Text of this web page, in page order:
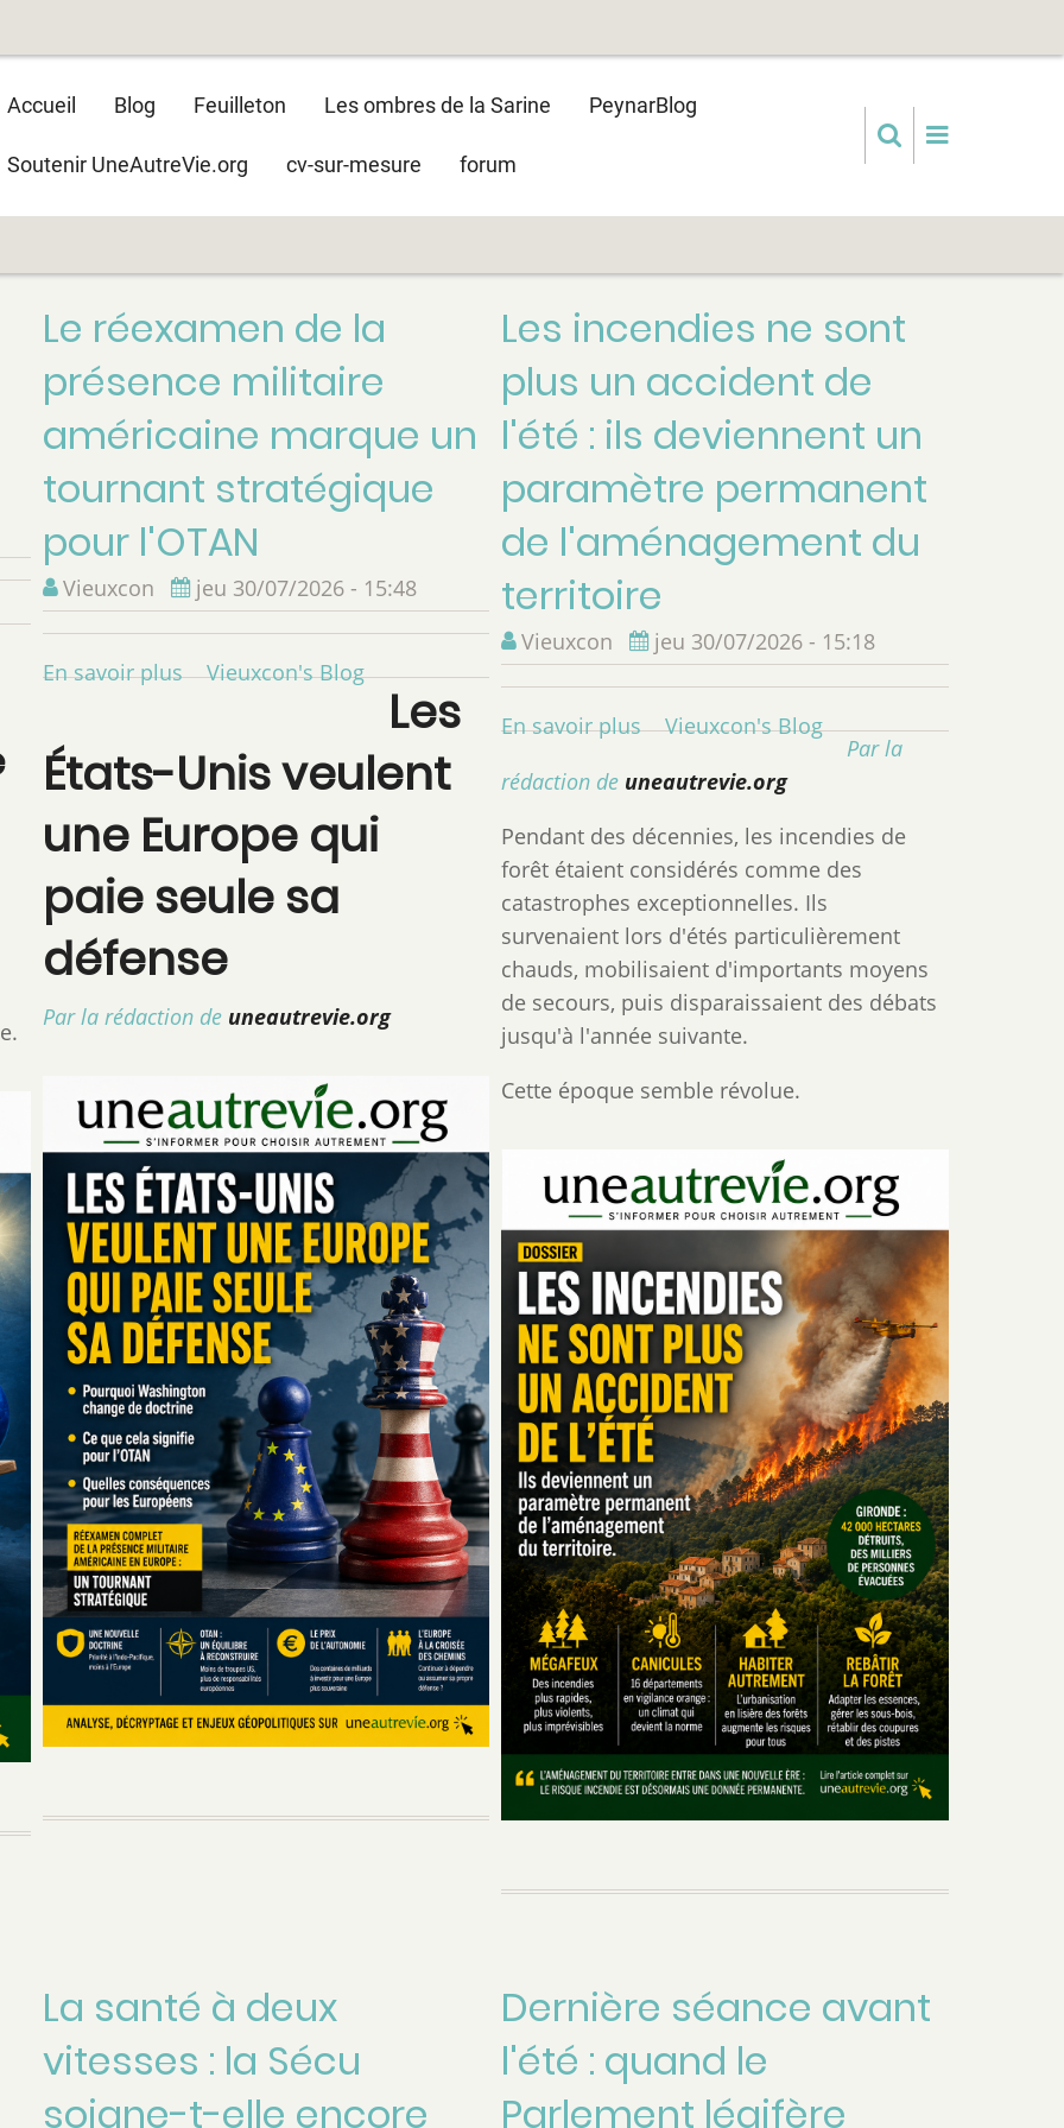
Accueil Blog Feuilleton Les ombres de la Sarine PeynarBlog
Soutenir UneAutreVie.org cv-sur-mesure forum
Le réexamen de la
présence militaire
américaine marque un
tournant stratégique
pour l'OTAN
Vieuxcon jeu 30/07/2026 - 15:48
En savoir plussur
de
présence
militaire
américaine
un
tournant
l'OTAN
Vieuxcon's Blog
Les
États-Unis veulent
une Europe qui
paie seule sa
défense
Par la rédaction de uneautrevie.org
Les incendies ne sont
plus un accident de
l'été : ils deviennent un
paramètre permanent
de l'aménagement du
territoire
Vieuxcon jeu 30/07/2026 - 15:18
En savoir plussur
incendies
ne
sont
accident
de
l'été
ils
paramètre
permanent
l'aménagement
du
territoire
Vieuxcon's Blog
Par la
rédaction de uneautrevie.org
Pendant des décennies, les incendies de
forêt étaient considérés comme des
catastrophes exceptionnelles. Ils
survenaient lors d'étés particulièrement
chauds, mobilisaient d'importants moyens
de secours, puis disparaissaient des débats
jusqu'à l'année suivante.
Cette époque semble révolue.
La santé à deux
vitesses : la Sécu
soigne-t-elle encore
Dernière séance avant
l'été : quand le
Parlement légifère